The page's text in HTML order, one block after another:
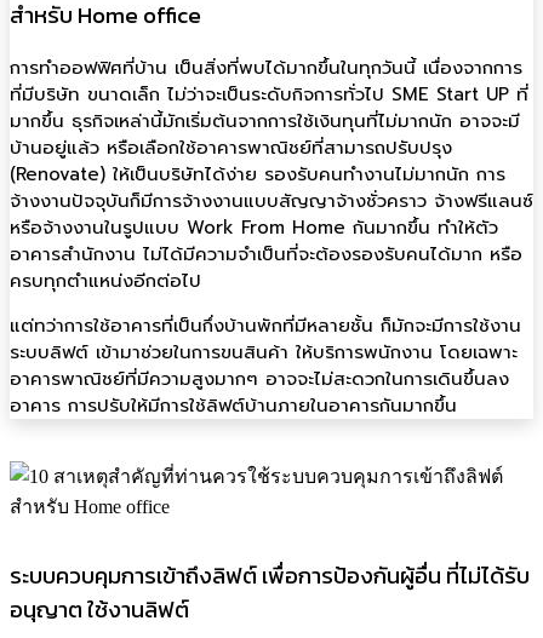
สำหรับ Home office
การทำออฟฟิศที่บ้าน เป็นสิ่งที่พบได้มากขึ้นในทุกวันนี้ เนื่องจากการ
ที่มีบริษัท ขนาดเล็ก ไม่ว่าจะเป็นระดับกิจการทั่วไป SME Start UP ที่
มากขึ้น ธุรกิจเหล่านี้มักเริ่มต้นจากการใช้เงินทุนที่ไม่มากนัก อาจจะมี
บ้านอยู่แล้ว หรือเลือกใช้อาคารพาณิชย์ที่สามารถปรับปรุง
(Renovate) ให้เป็นบริษัทได้ง่าย รองรับคนทำงานไม่มากนัก การ
จ้างงานปัจจุบันก็มีการจ้างงานแบบสัญญาจ้างชั่วคราว จ้างฟรีแลนซ์
หรือจ้างงานในรูปแบบ Work From Home กันมากขึ้น ทำให้ตัว
อาคารสำนักงาน ไม่ได้มีความจำเป็นที่จะต้องรองรับคนได้มาก หรือ
ครบทุกตำแหน่งอีกต่อไป
แต่ทว่าการใช้อาคารที่เป็นกึ่งบ้านพักที่มีหลายชั้น ก็มักจะมีการใช้งาน
ระบบลิฟต์ เข้ามาช่วยในการขนสินค้า ให้บริการพนักงาน โดยเฉพาะ
อาคารพาณิชย์ที่มีความสูงมากๆ อาจจะไม่สะดวกในการเดินขึ้นลง
อาคาร การปรับให้มีการใช้ลิฟต์บ้านภายในอาคารกันมากขึ้น
ระบบควบคุมการเข้าถึงลิฟต์ เพื่อการป้องกันผู้อื่น ที่ไม่ได้รับ
อนุญาต ใช้งานลิฟต์